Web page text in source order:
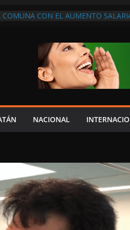
CON EL AUMENTO
(2)
SOCIAL “ACOMPAÑAN” A
CFE PARA MOSTRAR SECTORES
CONTINUOS APAGONES Y CAUSAS
NORMAL DE 50 CONSULTAS Y 2
A DEUDORES ALIMENTARIOS
NACIONAL